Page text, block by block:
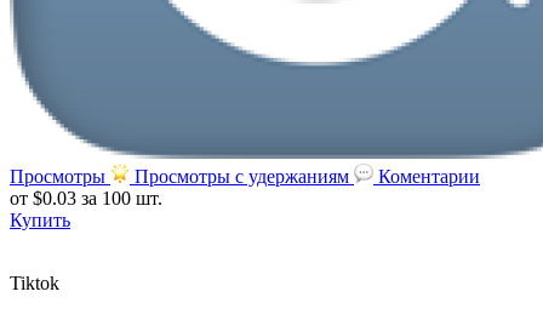
Просмотры Просмотры с удержаниям
Коментарии
от $0.03 за 100 шт.
Купить
Tiktok